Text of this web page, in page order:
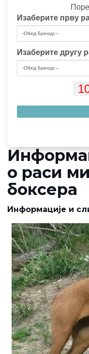
Изаберите прву
Изаберите другу
о раси
боксера
Информације и